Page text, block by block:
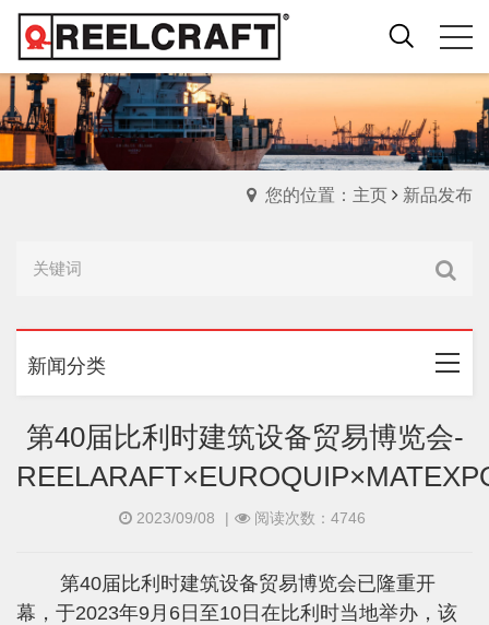
您的位置：主页 新品发布
新闻分类
第40届比利时建筑设备贸易博览会-
2023/09/08 | 阅读次数：4746
第40届比利时建筑设备贸易博览会已隆重开
幕，于2023年9月6日至10日在比利时当地举办，该